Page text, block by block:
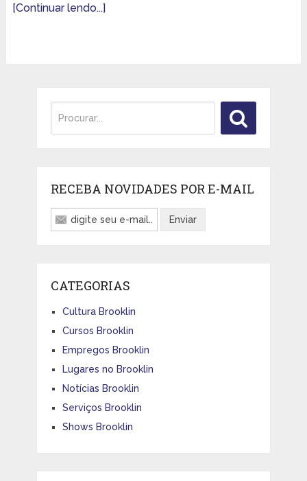
[Continuar lendo...]
RECEBA NOVIDADES POR E-MAIL
CATEGORIAS
Cultura Brooklin
Cursos Brooklin
Empregos Brooklin
Lugares no Brooklin
Notícias Brooklin
Serviços Brooklin
Shows Brooklin